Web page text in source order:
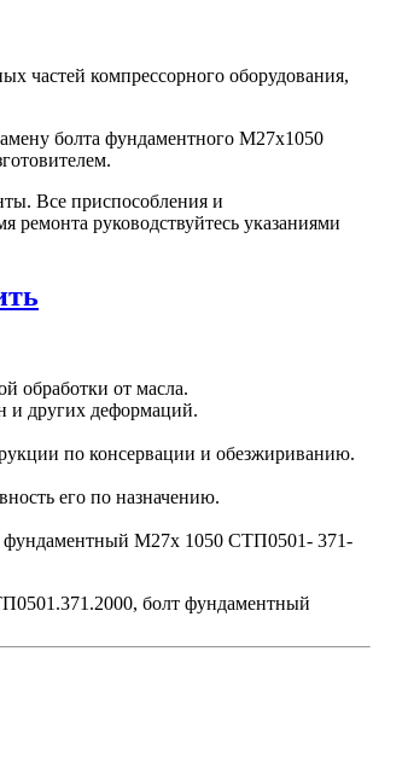
частей компрессорного оборудования,
болта фундаментного М27х1050
Все приспособления и
ремонта руководствуйтесь указаниями
обработки от масла.
и других деформаций.
по консервации и обезжириванию.
его по назначению.
фундаментный М27х 1050 СТП0501- 371-
болт фундаментный